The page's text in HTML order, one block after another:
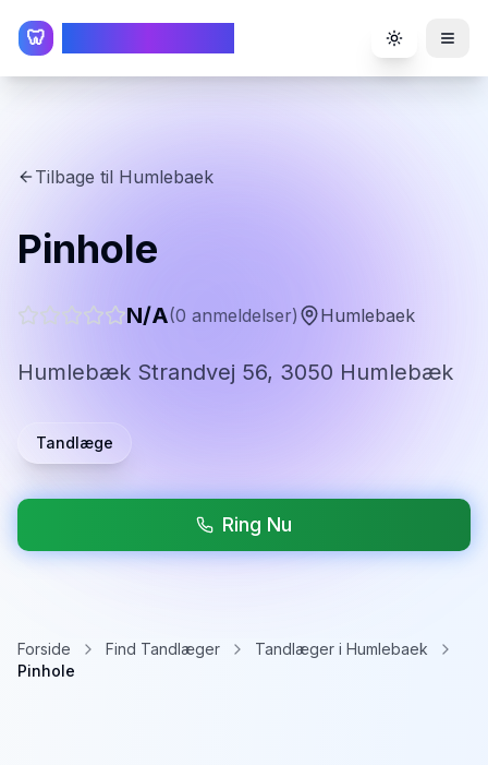
🦷 Toggle
Tilbage til Humlebaek
Pinhole
N/A(0 anmeldelser) Humlebaek
Humlebæk Strandvej 56, 3050 Humlebæk
Tandlæge
Ring Nu
Forside Find Tandlæger
Tandlæger i Humlebaek
Pinhole